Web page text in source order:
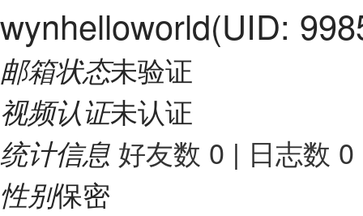
wynhelloworld(UID:
邮箱状态未验证
视频认证未认证
统计信息 好友数 0 | 日志数 0
性别保密